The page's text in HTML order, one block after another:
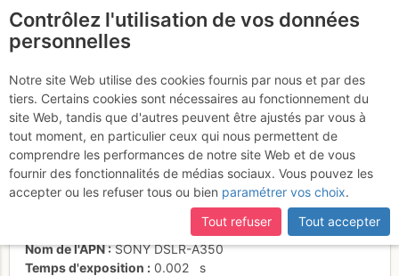
certaines pages ne sont plus accessibles, manquantes ou
incomplètes, déconnectez-vous puis reconnectez-vous à votre
compte sur le site.
Plateau du Trient vu
des Pointes d'Orny
Date/heure
17 janv. 2009 15:29
Contributeur
Vincent Pannatier
collaboratif (CC by-sa)
Nom de l'APN
SONY DSLR-A350
Temps d'exposition
0.002
s
Contrôlez l'utilisation de vos données
personnelles
Notre site Web utilise des cookies fournis par nous et par des
tiers. Certains cookies sont nécessaires au fonctionnement du
site Web, tandis que d'autres peuvent être ajustés par vous à
tout moment, en particulier ceux qui nous permettent de
comprendre les performances de notre site Web et de vous
fournir des fonctionnalités de médias sociaux. Vous pouvez les
accepter ou les refuser tous ou bien paramétrer vos choix.
Tout refuser
Tout accepter